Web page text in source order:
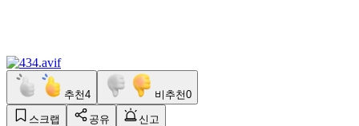
추천4 비추천0
스크랩 공유
신고